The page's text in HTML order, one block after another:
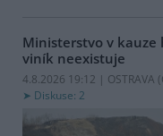
Ministerstvo v kauze
viník neexistuje
4.8.2026 19:12 | OSTRAVA (
Diskuse: 2